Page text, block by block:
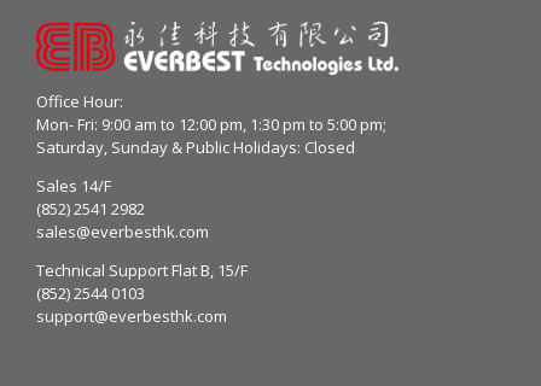
Office Hour:
Mon- Fri: 9:00 am to 12:00 pm, 1:30 pm to 5:00 pm;
Saturday, Sunday & Public Holidays: Closed
Sales 14/F
(852) 2541 2982
sales@everbesthk.com
Technical Support Flat B, 15/F
(852) 2544 0103
support@everbesthk.com